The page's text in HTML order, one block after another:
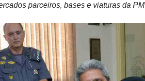
parceiros, bases e viaturas da PM